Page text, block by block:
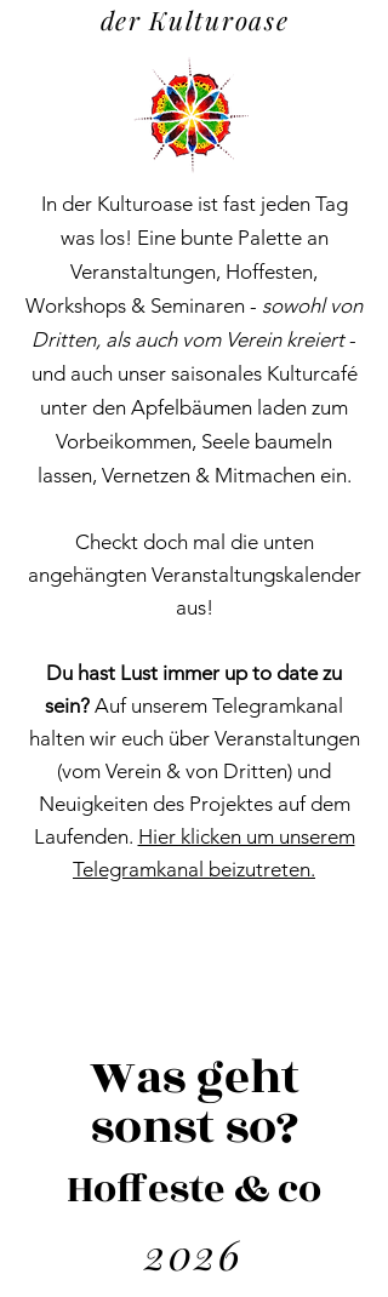
der Kulturoase
In der Kulturoase ist fast jeden Tag
was los! Eine bunte Palette an
Veranstaltungen, Hoffesten,
Workshops & Seminaren - sowohl von
Dritten, als auch vom Verein kreiert-
und auch unser saisonales Kulturcafé
unter den Apfelbäumen laden zum
Vorbeikommen, Seele baumeln
lassen, Vernetzen & Mitmachen ein.
Checkt doch mal die unten
angehängten Veranstaltungskalender
aus!
Du hast Lust immer up to date zu
sein? Auf unserem Telegramkanal
halten wir euch über Veranstaltungen
(vom Verein & von Dritten) und
Neuigkeiten des Projektes auf dem
Laufenden. Hier klicken um unserem
Telegramkanal beizutreten.
Was geht
sonst so?
Hoffeste & co
2026